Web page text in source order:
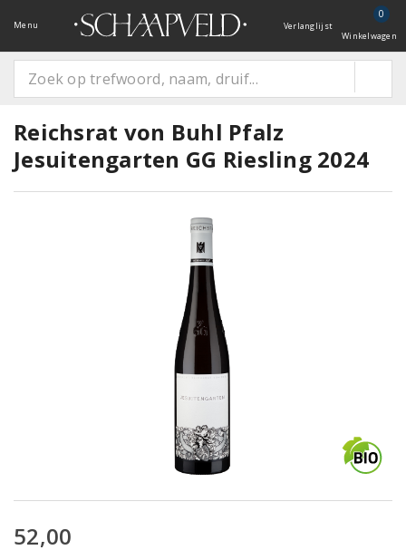
Menu Verlanglijst
0
Winkelwagen
Reichsrat von Buhl Pfalz
Jesuitengarten GG Riesling 2024
52,00